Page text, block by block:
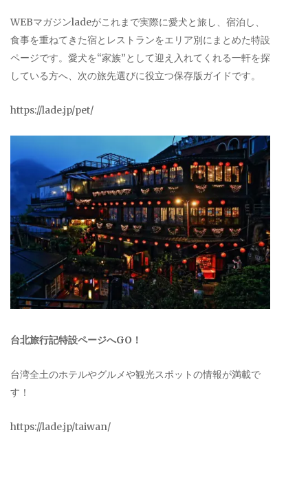
WEBマガジンladeがこれまで実際に愛犬と旅し、宿泊し、
食事を重ねてきた宿とレストランをエリア別にまとめた特設
ページです。愛犬を“家族”として迎え入れてくれる一軒を探
している方へ、次の旅先選びに役立つ保存版ガイドです。
https://lade.jp/pet/
台北旅行記特設ページへGO！
台湾全土のホテルやグルメや観光スポットの情報が満載で
す！
https://lade.jp/taiwan/